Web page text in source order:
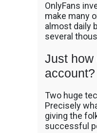
OnlyFans
make many
almost daily
several
Just how
account?
Two huge
Precisely
giving the
successful